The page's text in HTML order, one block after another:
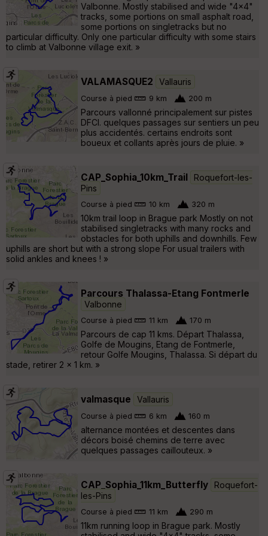
Valbonne. Mostly stabilised and wide "4x4"
tracks, some portions on small asphalt road,
some portions on singletracks but no
particular difficulty. Only one particular difficulty with some stairs
to climb at Valbonne village exit. »
VALAMASQUE2 Vallauris
Course à pied 9 km 200 m
Parcours vallonné principalement sur pistes
DFCI. quelques passages sur sentiers un peu
plus accidentés. certains endroits sont
boueux et collants après jours de pluie. »
CAP_Sophia_10km_Trail
Roquefort-les-
Pins
Course à pied 10 km 320 m
10km trail loop in Brague park Mostly on not
stabilised singletracks with many rocks and
obstacles for both uphills and downhills. Few
uphills are short but with a strong slope For usual trailers with
solid ankles and knees ! »
Parcours Thalassa-Etang Fontmerle
Valbonne
Course à pied 11 km 170 m
Parcours de cap 11 kms. Départ Thalassa,
Golfe de Mougins, Etang de Fontmerle,
retour Golfe Mougins, Thalassa. Si départ du
stade, retirer 2 x 1 km. »
valmasque Vallauris
Course à pied 6 km 160 m
alternance montées et descentes dans
décors boisé chemins de terre avec
quelques passages caillouteux. »
CAP_Sophia_11km_Butterfly
Roquefort-
les-Pins
Course à pied 11 km 290 m
11km running loop in Brague park. Mostly